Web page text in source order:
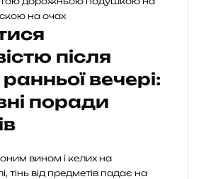
після
вечері:
поради